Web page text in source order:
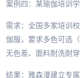
案例四：某瑜伽培训
需求：全国多家培训
伽服，要求多色可选
无色差、面料耐洗耐
结果：雅森漫建立专